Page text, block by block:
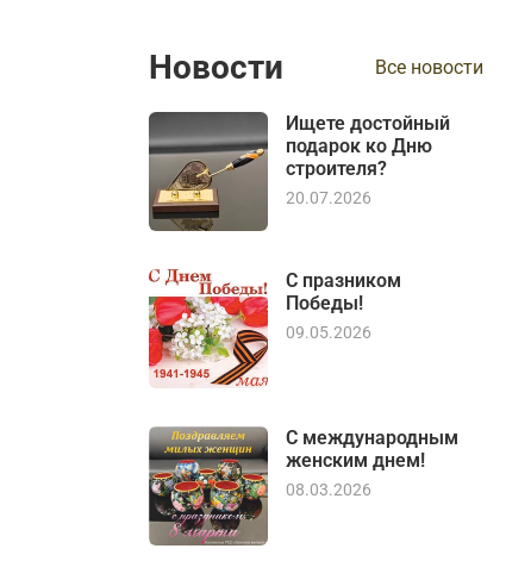
Новости Все новости
Ищете достойный
подарок ко Дню
строителя?
20.07.2026
С празником
Победы!
09.05.2026
С международным
женским днем!
08.03.2026